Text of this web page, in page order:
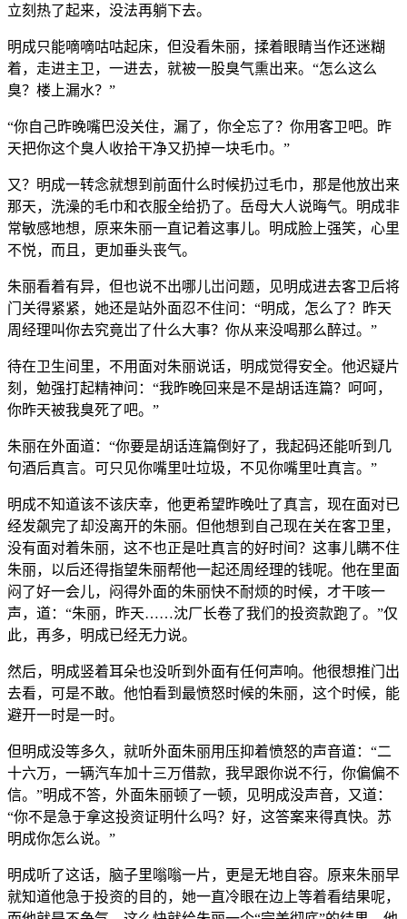
立刻热了起来，没法再躺下去。
明成只能嘀嘀咕咕起床，但没看朱丽，揉着眼睛当作还迷糊
着，走进主卫，一进去，就被一股臭气熏出来。“怎么这么
臭？楼上漏水？”
“你自己昨晚嘴巴没关住，漏了，你全忘了？你用客卫吧。昨
天把你这个臭人收拾干净又扔掉一块毛巾。”
又？明成一转念就想到前面什么时候扔过毛巾，那是他放出来
那天，洗澡的毛巾和衣服全给扔了。岳母大人说晦气。明成非
常敏感地想，原来朱丽一直记着这事儿。明成脸上强笑，心里
不悦，而且，更加垂头丧气。
朱丽看着有异，但也说不出哪儿岀问题，见明成进去客卫后将
门关得紧紧，她还是站外面忍不住问：“明成，怎么了？昨天
周经理叫你去究竟岀了什么大事？你从来没喝那么醉过。”
待在卫生间里，不用面对朱丽说话，明成觉得安全。他迟疑片
刻，勉强打起精神问：“我昨晚回来是不是胡话连篇？呵呵，
你昨天被我臭死了吧。”
朱丽在外面道：“你要是胡话连篇倒好了，我起码还能听到几
句酒后真言。可只见你嘴里吐垃圾，不见你嘴里吐真言。”
明成不知道该不该庆幸，他更希望昨晚吐了真言，现在面对已
经发飙完了却没离开的朱丽。但他想到自己现在关在客卫里，
没有面对着朱丽，这不也正是吐真言的好时间？这事儿瞒不住
朱丽，以后还得指望朱丽帮他一起还周经理的钱呢。他在里面
闷了好一会儿，闷得外面的朱丽快不耐烦的时候，才干咳一
声，道：“朱丽，昨天……沈厂长卷了我们的投资款跑了。”仅
此，再多，明成已经无力说。
然后，明成竖着耳朵也没听到外面有任何声响。他很想推门出
去看，可是不敢。他怕看到最愤怒时候的朱丽，这个时候，能
避开一时是一时。
但明成没等多久，就听外面朱丽用压抑着愤怒的声音道：“二
十六万，一辆汽车加十三万借款，我早跟你说不行，你偏偏不
信。”明成不答，外面朱丽顿了一顿，见明成没声音，又道：
“你不是急于拿这投资证明什么吗？好，这答案来得真快。苏
明成你怎么说。”
明成听了这话，脑子里嗡嗡一片，更是无地自容。原来朱丽早
就知道他急于投资的目的，她一直冷眼在边上等着看结果呢，